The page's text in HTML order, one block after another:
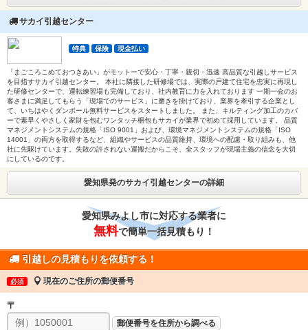
サカイ引越センター
特典 保険 現金払い
「まごころこめておつきあい」がモットーで安心・丁寧・親切・迅速 高品質な引越しサービス
を目指すサカイ引越センター。 本社に隣接した研修場では、実際の戸建て住宅を忠実に再現し
た研修センターで、運転練習場も完備しており、社内教育に力を入れております 一期一会のお
客さまに満足してもらう「現場でのサービス」に磨きを掛けており、業界を牽引する企業とし
て、いちはやくダンボール無料サービスをスタートしました。 また、キルティング加工のカバ
ーで素早くやさしく家財を包むワンタッチ梱包もサカイが業界で初めて採用しています。 品質
マネジメントシステムの規格「ISO 9001」および、環境マネジメントシステムの規格「ISO
14001」の両方を取得するなど、組織やサービスの品質維持、環境への配慮・取り組みも、他
社に先駆けています。失敗の許されない運搬だからこそ、全スタッフが現場主義の信念を大切
にしているのです。
愛知県発のサカイ引越センターの詳細
愛知県みよし市に対応する業者に
無料で簡単一括見積もり！
引越しの見積もりを依頼する！
必須 現在のご住所の郵便番号
〒
郵便番号を住所から調べる